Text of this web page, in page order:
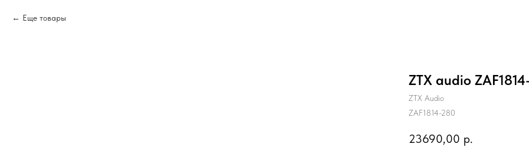
Еще товары
ZTX audio
ZTX Audio
ZAF1814-280
23690,00 р.